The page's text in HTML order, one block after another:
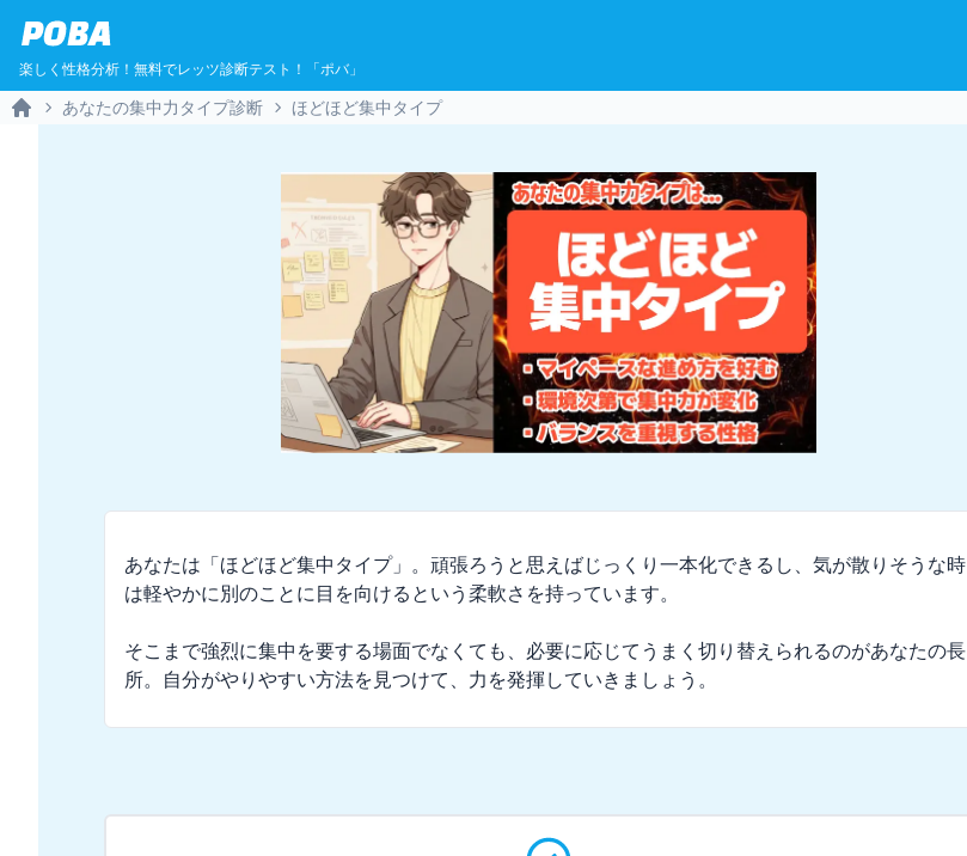
POBA
楽しく性格分析！無料でレッツ診断テスト！「ポバ」
あなたの集中力タイプ診断 ほどほど集中タイプ
あなたは「ほどほど集中タイプ」。頑張ろうと思えばじっくり一本化できるし、気が散りそうな時
は軽やかに別のことに目を向けるという柔軟さを持っています。
そこまで強烈に集中を要する場面でなくても、必要に応じてうまく切り替えられるのがあなたの長
所。自分がやりやすい方法を見つけて、力を発揮していきましょう。